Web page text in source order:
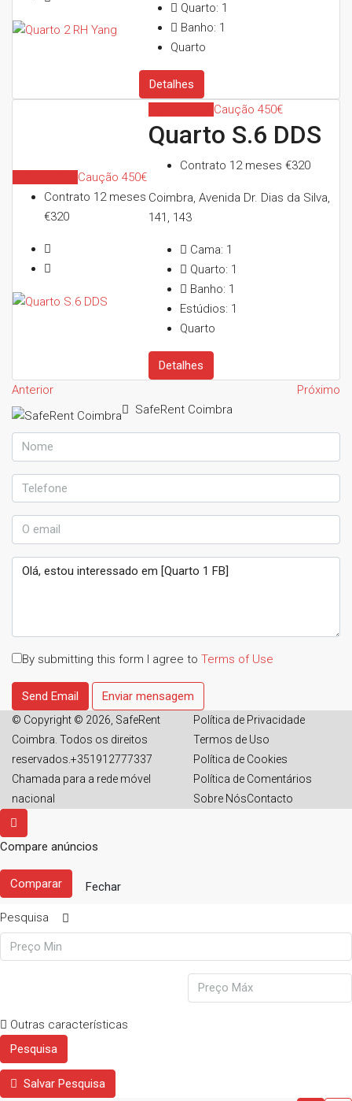
Quarto: 1
Banho: 1
Quarto
Detalhes
Caução 450€
Contrato 12 meses
€320
Caução 450€
Quarto S.6 DDS
Contrato 12 meses €320
Coimbra, Avenida Dr. Dias da Silva,
141, 143
Cama: 1
Quarto: 1
Banho: 1
Estúdios: 1
Quarto
Detalhes
Anterior
Próximo
SafeRent Coimbra
By submitting this form I agree to Terms of Use
Send Email Enviar mensagem
© Copyright © 2026, SafeRent
Coimbra. Todos os direitos
reservados.+351912777337
Chamada para a rede móvel
nacional
Política de Privacidade
Termos de Uso
Política de Cookies
Política de Comentários
Sobre NósContacto
Compare anúncios
Comparar Fechar
Pesquisa
Outras características
Pesquisa
Salvar Pesquisa